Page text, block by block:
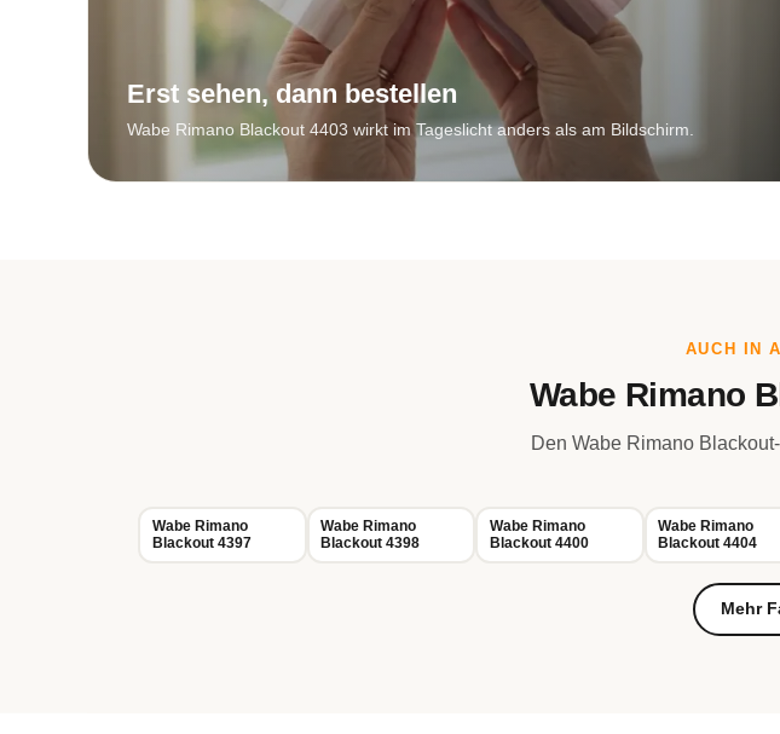
Erst sehen, dann bestellen
Wabe Rimano Blackout 4403 wirkt im Tageslicht anders als am Bildschirm.
AUCH IN
Wabe Rimano
Den Wabe Rimano
Wabe Rimano
Blackout 4397
Wabe Rimano
Blackout 4398
Wabe Rimano
Blackout 4400
Wabe Rimano
Blackout 4404
Mehr